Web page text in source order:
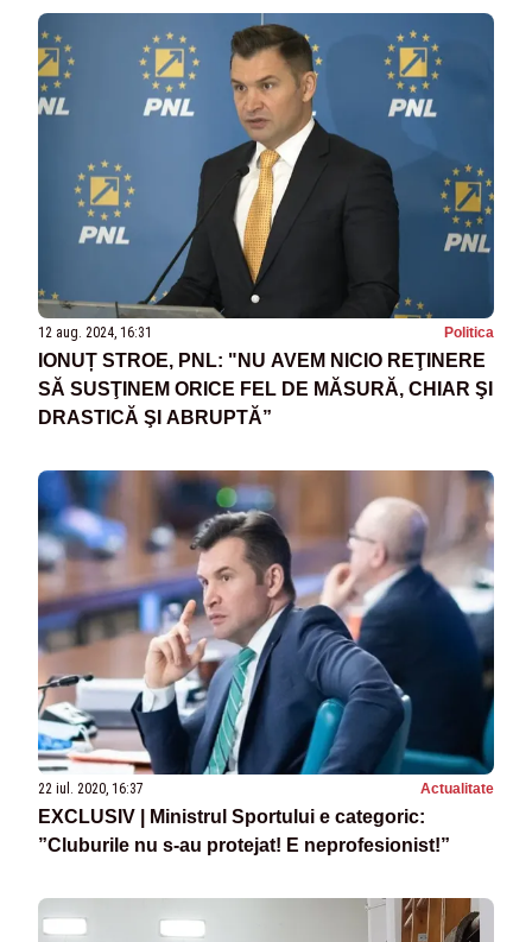
12 aug. 2024, 16:31 Politica
IONUȚ STROE, PNL: "NU AVEM NICIO REŢINERE
SĂ SUSŢINEM ORICE FEL DE MĂSURĂ, CHIAR ŞI
DRASTICĂ ŞI ABRUPTĂ”
22 iul. 2020, 16:37 Actualitate
EXCLUSIV | Ministrul Sportului e categoric:
”Cluburile nu s-au protejat! E neprofesionist!”